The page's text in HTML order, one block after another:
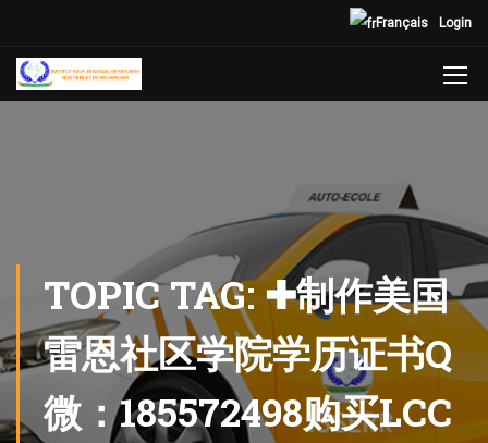
Login
Français
TOPIC TAG: ✚制作美国
雷恩社区学院学历证书Q
微：185572498购买LCC